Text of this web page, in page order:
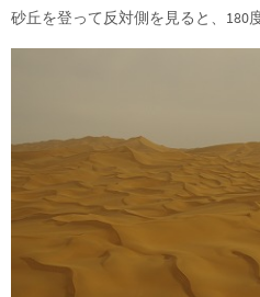
砂丘を登って反対側を見ると、180